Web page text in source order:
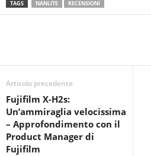
TAGS NANLITE RECENSIONI
Articolo precedente
Fujifilm X-H2s:
Un’ammiraglia velocissima
– Approfondimento con il
Product Manager di
Fujifilm